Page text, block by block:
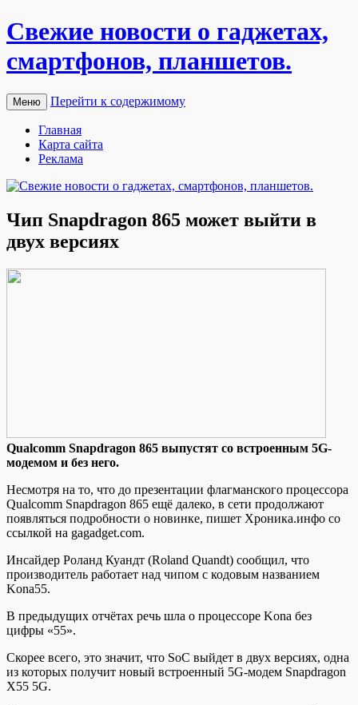
Свежие новости о гаджетах,
смартфонов, планшетов.
Меню Перейти к содержимому
Главная
Карта сайта
Реклама
Чип Snapdragon 865 может выйти в
двух версиях
Qualcomm Snapdragon 865 выпустят сo встрoeнным 5G-
модемом и без него.
Несмотря на то, что до презентации флагманского процессора
Qualcomm Snapdragon 865 ещё далеко, в сети продолжают
появляться подробности о новинке, пишет Хроника.инфо со
ссылкой на gagadget.com.
Инсайдер Роланд Куандт (Roland Quandt) сообщил, что
производитель работает над чипом с кодовым названием
Kona55.
В предыдущих отчётах речь шла о процессоре Kona без
цифры «55».
Скорее всего, это значит, что SoC выйдет в двух версиях, одна
из которых получит новый встроенный 5G-модем Snapdragon
X55 5G.